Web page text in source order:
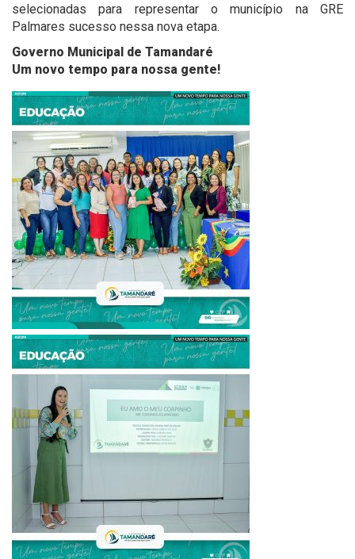
selecionadas para representar o município na GRE
Palmares sucesso nessa nova etapa.
Governo Municipal de Tamandaré
Um novo tempo para nossa gente!